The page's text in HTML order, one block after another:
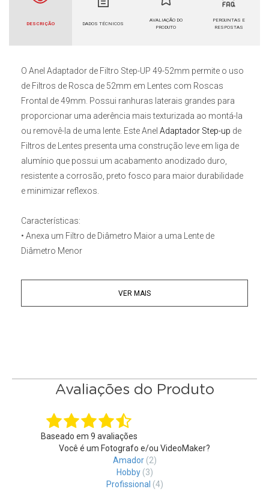
DESCRIÇÃO DADOS TÉCNICOS
AVALIAÇÃO DO
PRODUTO
PERGUNTAS E
RESPOSTAS
O Anel Adaptador de Filtro Step-UP 49-52mm permite o uso
de Filtros de Rosca de 52mm em Lentes com Roscas
Frontal de 49mm. Possui ranhuras laterais grandes para
proporcionar uma aderência mais texturizada ao montá-la
ou removê-la de uma lente. Este Anel Adaptador Step-up de
Filtros de Lentes presenta uma construção leve em liga de
alumínio que possui um acabamento anodizado duro,
resistente a corrosão, preto fosco para maior durabilidade
e minimizar reflexos.
Características:
• Anexa um Filtro de Diâmetro Maior a uma Lente de
Diâmetro Menor
• Feito de Liga de Alumínio Anodizado, super Leve
Filtros MC UV ,Fitros IR,Filtros Sky Light, Filtros NDX
VER MAIS
Avaliações do Produto
Baseado em 9 avaliações
Você é um Fotografo e/ou VideoMaker?
Amador (2)
Hobby (3)
Profissional (4)